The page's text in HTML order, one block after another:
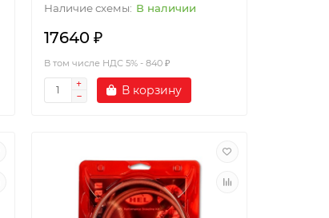
В наличии
17640 ₽
В том числе НДС 5% - 840 ₽
В корзину